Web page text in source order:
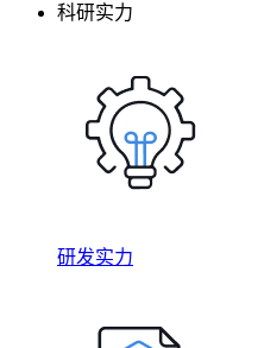
科研实力
研发实力